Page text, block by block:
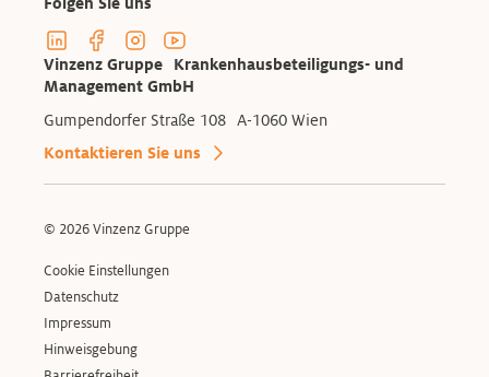
Folgen Sie uns
Linkedin Profil der Vinzenzgruppe
Facebook Profil der Vinzenzgruppe
Instagram Profil der Vinzenzgruppe
Youtube Kanal der Vinzenzgruppe
Vinzenz Gruppe Krankenhausbeteiligungs- und
Management GmbH
Gumpendorfer Straße 108 A-1060 Wien
Kontaktieren Sie uns
© 2026 Vinzenz Gruppe
Cookie Einstellungen
Datenschutz
Impressum
Hinweisgebung